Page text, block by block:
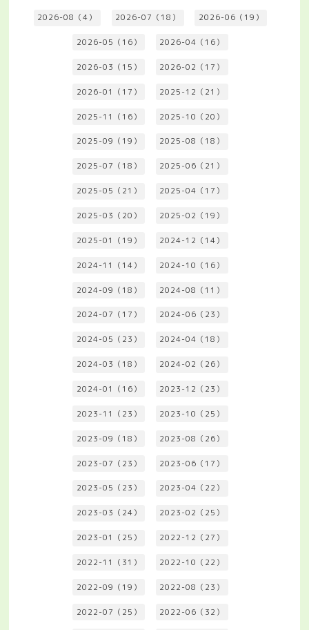
2026-08（4） 2026-07（18） 2026-06（19）
2026-05（16） 2026-04（16）
2026-03（15） 2026-02（17）
2026-01（17） 2025-12（21）
2025-11（16） 2025-10（20）
2025-09（19） 2025-08（18）
2025-07（18） 2025-06（21）
2025-05（21） 2025-04（17）
2025-03（20） 2025-02（19）
2025-01（19） 2024-12（14）
2024-11（14） 2024-10（16）
2024-09（18） 2024-08（11）
2024-07（17） 2024-06（23）
2024-05（23） 2024-04（18）
2024-03（18） 2024-02（26）
2024-01（16） 2023-12（23）
2023-11（23） 2023-10（25）
2023-09（18） 2023-08（26）
2023-07（23） 2023-06（17）
2023-05（23） 2023-04（22）
2023-03（24） 2023-02（25）
2023-01（25） 2022-12（27）
2022-11（31） 2022-10（22）
2022-09（19） 2022-08（23）
2022-07（25） 2022-06（32）